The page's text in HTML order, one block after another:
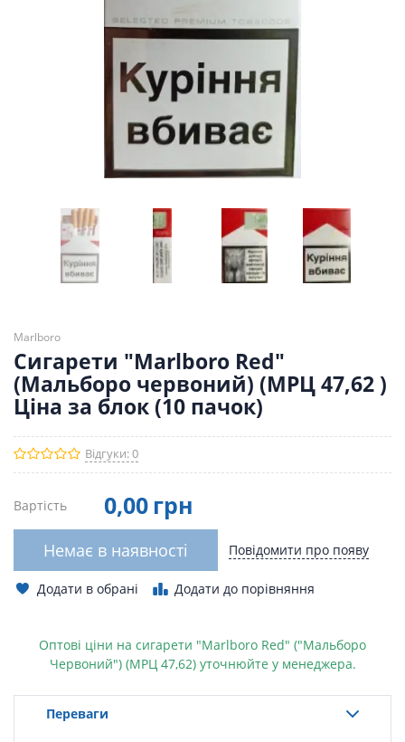
Marlboro
Сигарети "Marlboro Red"
(Мальборо червоний) (МРЦ 47,62 )
Ціна за блок (10 пачок)
Відгуки: 0
Вартість 0,00 грн
Немає в наявності Повідомити про появу
Додати в обрані Додати до порівняння
Оптові ціни на сигарети "Marlboro Red" ("Мальборо
Червоний") (МРЦ 47,62) уточнюйте у менеджера.
Переваги